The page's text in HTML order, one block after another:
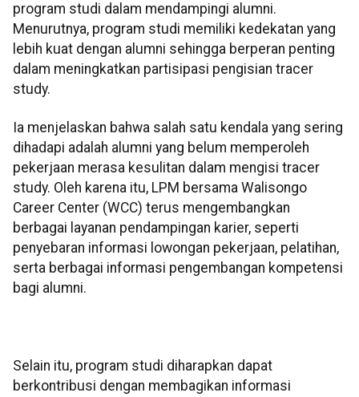
program studi dalam mendampingi alumni.
Menurutnya, program studi memiliki kedekatan yang
lebih kuat dengan alumni sehingga berperan penting
dalam meningkatkan partisipasi pengisian tracer
study.
Ia menjelaskan bahwa salah satu kendala yang sering
dihadapi adalah alumni yang belum memperoleh
pekerjaan merasa kesulitan dalam mengisi tracer
study. Oleh karena itu, LPM bersama Walisongo
Career Center (WCC) terus mengembangkan
berbagai layanan pendampingan karier, seperti
penyebaran informasi lowongan pekerjaan, pelatihan,
serta berbagai informasi pengembangan kompetensi
bagi alumni.
Selain itu, program studi diharapkan dapat
berkontribusi dengan membagikan informasi